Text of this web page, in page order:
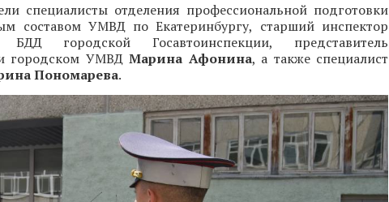
специалисты отделения профессиональной подготовки
составом УМВД по Екатеринбургу, старший инспектор
городской Госавтоинспекции, представитель
городском УМВДМарина Афонина, а также специалист
Пономарева.